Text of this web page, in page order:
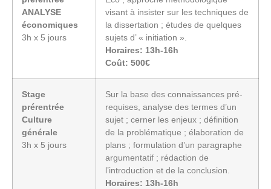
ANALYSE
économiques
3h x 5 jours
visant à insister sur les techniques de
la dissertation ; études de quelques
sujets d’ « initiation ».
Horaires: 13h-16h
Coût: 500€
Stage
prérentrée
Culture
générale
3h x 5 jours
Sur la base des connaissances pré-
requises, analyse des termes d’un
sujet ; cerner les enjeux ; définition
de la problématique ; élaboration de
plans ; formulation d’un paragraphe
argumentatif ; rédaction de
l’introduction et de la conclusion.
Horaires: 13h-16h